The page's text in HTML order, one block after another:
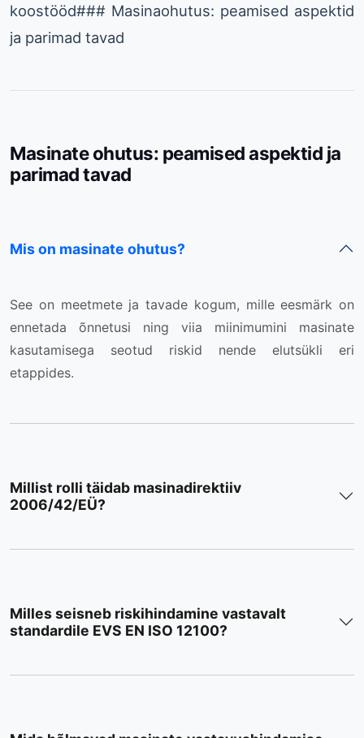
koostööd### Masinaohutus: peamised aspektid
ja parimad tavad
Masinate ohutus: peamised aspektid ja
parimad tavad
Mis on masinate ohutus?
See on meetmete ja tavade kogum, mille eesmärk on
ennetada õnnetusi ning viia miinimumini masinate
kasutamisega seotud riskid nende elutsükli eri
etappides.
Millist rolli täidab masinadirektiiv
2006/42/EÜ?
Milles seisneb riskihindamine vastavalt
standardile EVS EN ISO 12100?